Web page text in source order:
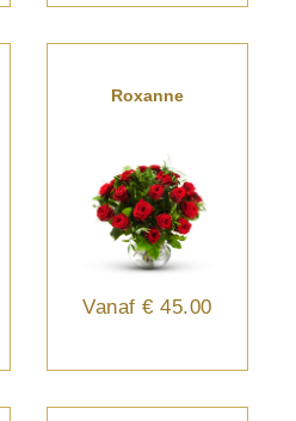
Roxanne
Vanaf € 45.00